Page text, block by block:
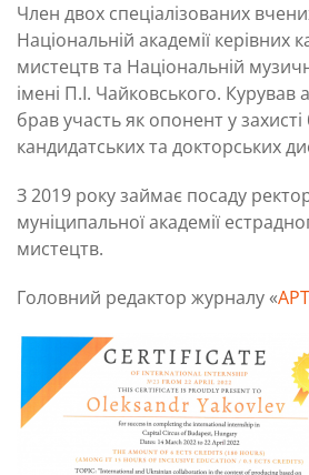
Член двох спеціалізованих
Національній академії керівних
мистецтв та Національній
імені П.І. Чайковського. Курував
брав участь як опонент у
кандидатських та докторських
З 2019 року займає посаду
муніципальної академії
мистецтв.
Головний редактор журналу «